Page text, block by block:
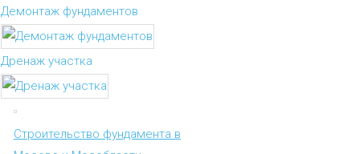
Демонтаж фундаментов
Дренаж участка
Строительство фундамента в